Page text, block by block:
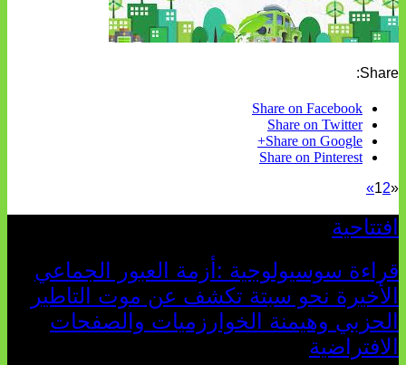
Share:
Share on Facebook
Share on Twitter
Share on Google+
Share on Pinterest
«
12
»
افتتاحية
قراءة سوسيولوجية :أزمة العبور الجماعي
الأخيرة نحو سبتة تكشف عن موت التاطير
الحزبي وهيمنة الخوارزميات والصفحات
الافتراضية